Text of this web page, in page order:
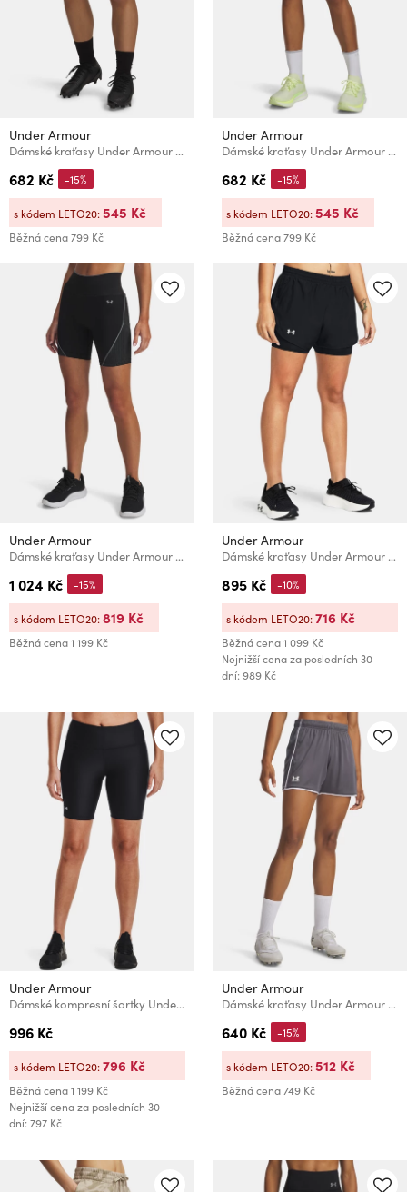
Under Armour
Dámské kraťasy Under Armour HeatGear Shorty
682 Kč
Běžná cena799 Kč
-15%
s kódem LETO20:545 Kč
Under Armour
Dámské kraťasy Under Armour HeatGear Shorty-GRN
682 Kč
Běžná cena799 Kč
-15%
s kódem LETO20:545 Kč
Under Armour
Dámské kraťasy Under Armour UA Vanish Seamless Short-BLK
1 024 Kč
Běžná cena1 199 Kč
-15%
s kódem LETO20:819 Kč
Under Armour
Dámské kraťasy Under Armour UA Fly By 2-in-1 Shorts
895 Kč
Běžná cena1 099 Kč
Nejnižší cena za posledních 30
dní: 989 Kč
-10%
s kódem LETO20:716 Kč
Under Armour
Dámské kompresní šortky Under Armour HG Armour Bike Short
996 Kč
Běžná cena1 199 Kč
Nejnižší cena za posledních 30
dní: 797 Kč
s kódem LETO20:796 Kč
Under Armour
Dámské kraťasy Under Armour UA W Challenger Train Short
640 Kč
Běžná cena749 Kč
-15%
s kódem LETO20:512 Kč